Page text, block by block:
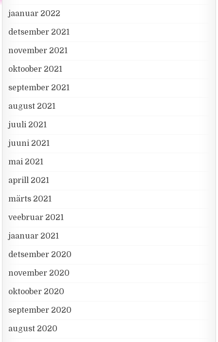
jaanuar 2022
detsember 2021
november 2021
oktoober 2021
september 2021
august 2021
juuli 2021
juuni 2021
mai 2021
aprill 2021
märts 2021
veebruar 2021
jaanuar 2021
detsember 2020
november 2020
oktoober 2020
september 2020
august 2020